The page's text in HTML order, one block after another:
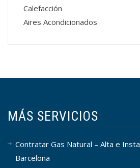
Calefacción
Aires Acondicionados
MÁS SERVICIOS
Contratar Gas Natural – Alta e
Barcelona